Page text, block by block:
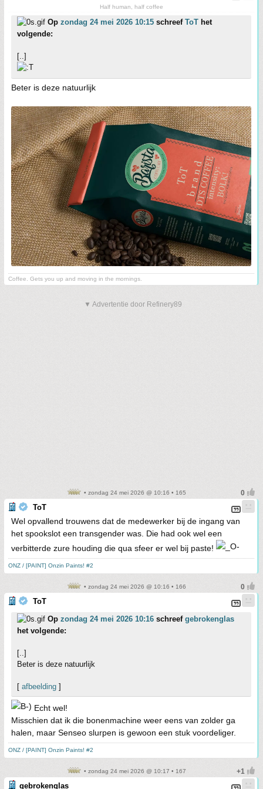
Half human, half coffee
Op zondag 24 mei 2026 10:15 schreef ToT het
volgende:
[..]
Beter is deze natuurlijk
Coffee. Gets you up and moving in the mornings.
▼ Advertentie door Refinery89
• zondag 24 mei 2026 @ 10:16 • 165
ToT
Wel opvallend trouwens dat de medewerker bij de ingang van
het spookslot een transgender was. Die had ook wel een
verbitterde zure houding die qua sfeer er wel bij paste!
ONZ / [PAINT] Onzin Paints! #2
• zondag 24 mei 2026 @ 10:16 • 166
ToT
Op zondag 24 mei 2026 10:16 schreef gebrokenglas
het volgende:
[..]
Beter is deze natuurlijk
[ afbeelding ]
Echt wel!
Misschien dat ik die bonenmachine weer eens van zolder ga
halen, maar Senseo slurpen is gewoon een stuk voordeliger.
ONZ / [PAINT] Onzin Paints! #2
• zondag 24 mei 2026 @ 10:17 • 167
gebrokenglas